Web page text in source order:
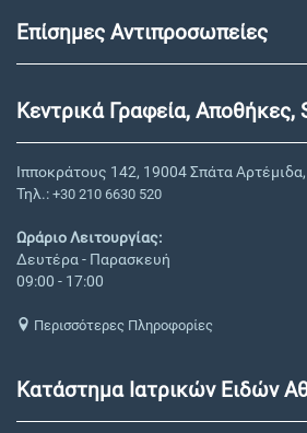
Επίσημες Αντιπροσωπείες
Κεντρικά Γραφεία, Αποθήκες,
Ιπποκράτους 142, 19004 Σπάτα
Τηλ.: +30 210 6630 520
Ωράριο Λειτουργίας:
Δευτέρα - Παρασκευή
09:00 - 17:00
Περισσότερες Πληροφορίες
Κατάστημα Ιατρικών Ειδών